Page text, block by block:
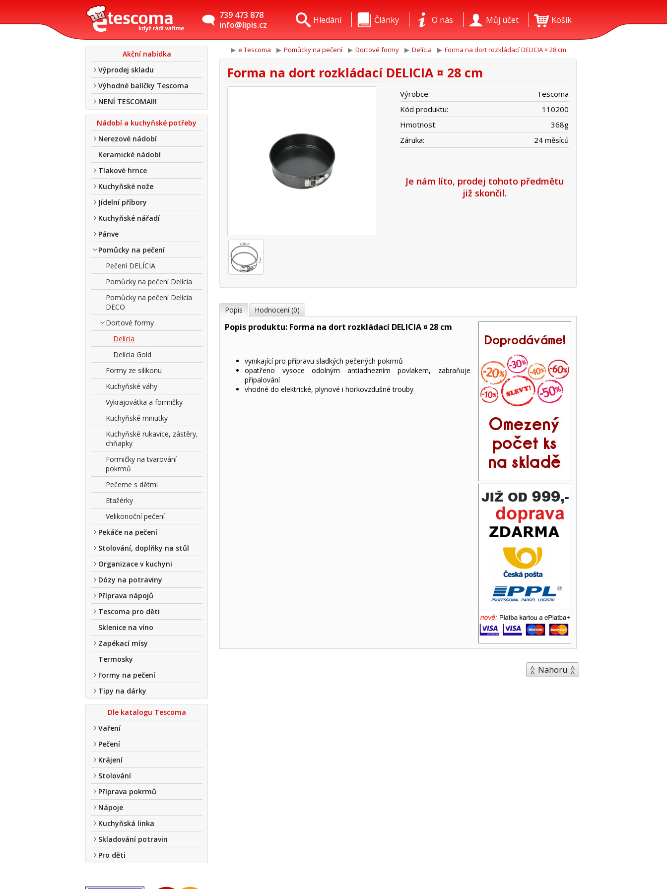
739 473 878
info@lipis.cz
Košík
Můj účet
O nás
Články
Hledání
Akční nabídka
Výprodej skladu
Výhodné balíčky Tescoma
NENÍ TESCOMA!!!
Nádobí a kuchyňské potřeby
Nerezové nádobí
Keramické nádobí
Tlakové hrnce
Kuchyňské nože
Jídelní příbory
Kuchyňské nářadí
Pánve
Pomůcky na pečení
Pečení DELÍCIA
Pomůcky na pečení Delícia
Pomůcky na pečení Delícia
DECO
Dortové formy
Delícia
Delícia Gold
Formy ze silikonu
Kuchyňské váhy
Vykrajovátka a formičky
Kuchyňské minutky
Kuchyňské rukavice, zástěry,
chňapky
Formičky na tvarování
pokrmů
Pečeme s dětmi
Etažérky
Velikonoční pečení
Pekáče na pečení
Stolování, doplňky na stůl
Organizace v kuchyni
Dózy na potraviny
Příprava nápojů
Tescoma pro děti
Sklenice na víno
Zapékací mísy
Termosky
Formy na pečení
Tipy na dárky
Dle katalogu Tescoma
Vaření
Pečení
Krájení
Stolování
Příprava pokrmů
Nápoje
Kuchyňská linka
Skladování potravin
Pro děti
e Tescoma Pomůcky na pečení Dortové formy Delícia Forma na dort rozkládací DELICIA ¤ 28 cm
Forma na dort rozkládací DELICIA ¤ 28 cm
Výrobce:
Tescoma
Kód produktu:
110200
Hmotnost:
368g
Záruka:
24 měsíců
Je nám líto, prodej tohoto předmětu
již skončil.
Popis Hodnocení (0)
Popis produktu: Forma na dort rozkládací DELICIA ¤ 28 cm
vynikající pro přípravu sladkých pečených pokrmů
opatřeno vysoce odolným antiadhezním povlakem, zabraňuje
připalování
vhodné do elektrické, plynové i horkovzdušné trouby
Nahoru